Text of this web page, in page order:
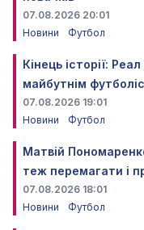
07.08.2026 20:01
Новини
Футбол
Кінець історії:
майбутнім
07.08.2026 19:01
Новини
Футбол
Матвій
теж перемагати і
07.08.2026 18:01
Новини
Футбол